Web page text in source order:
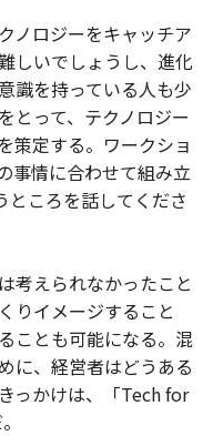
ノロジーをキャッチア
しいでしょうし、進化
識を持っている人も少
とって、テクノロジー
策定する。ワークショ
事情に合わせて組み立
ところを話してくださ
考えられなかったこと
りイメージすること
ことも可能になる。混
に、経営者はどうある
っかけは、「Tech for